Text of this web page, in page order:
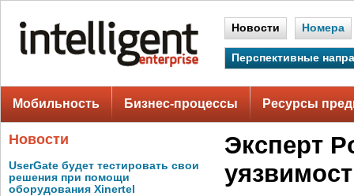
Новости Номера
Перспективные
Мобильность Бизнес-процессы Ресурсы
Новости
UserGate будет тестировать свои
решения при помощи
оборудования Xinertel
Эксперт